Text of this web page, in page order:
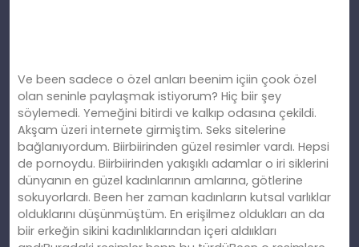
Ve been sadece o özel anları beenim içiin çook özel
olan seninle paylaşmak istiyorum? Hiç biir şey
söylemedi. Yemeğini bitirdi ve kalkıp odasına çekildi.
Akşam üzeri internete girmiştim. Seks sitelerine
bağlanıyordum. Biirbiirinden güzel resimler vardı. Hepsi
de pornoydu. Biirbiirinden yakışıklı adamlar o iri siklerini
dünyanın en güzel kadınlarının amlarına, götlerine
sokuyorlardı. Been her zaman kadınların kutsal varlıklar
olduklarını düşünmüştüm. En erişilmez oldukları an da
biir erkeğin sikini kadınlıklarından içeri aldııkları